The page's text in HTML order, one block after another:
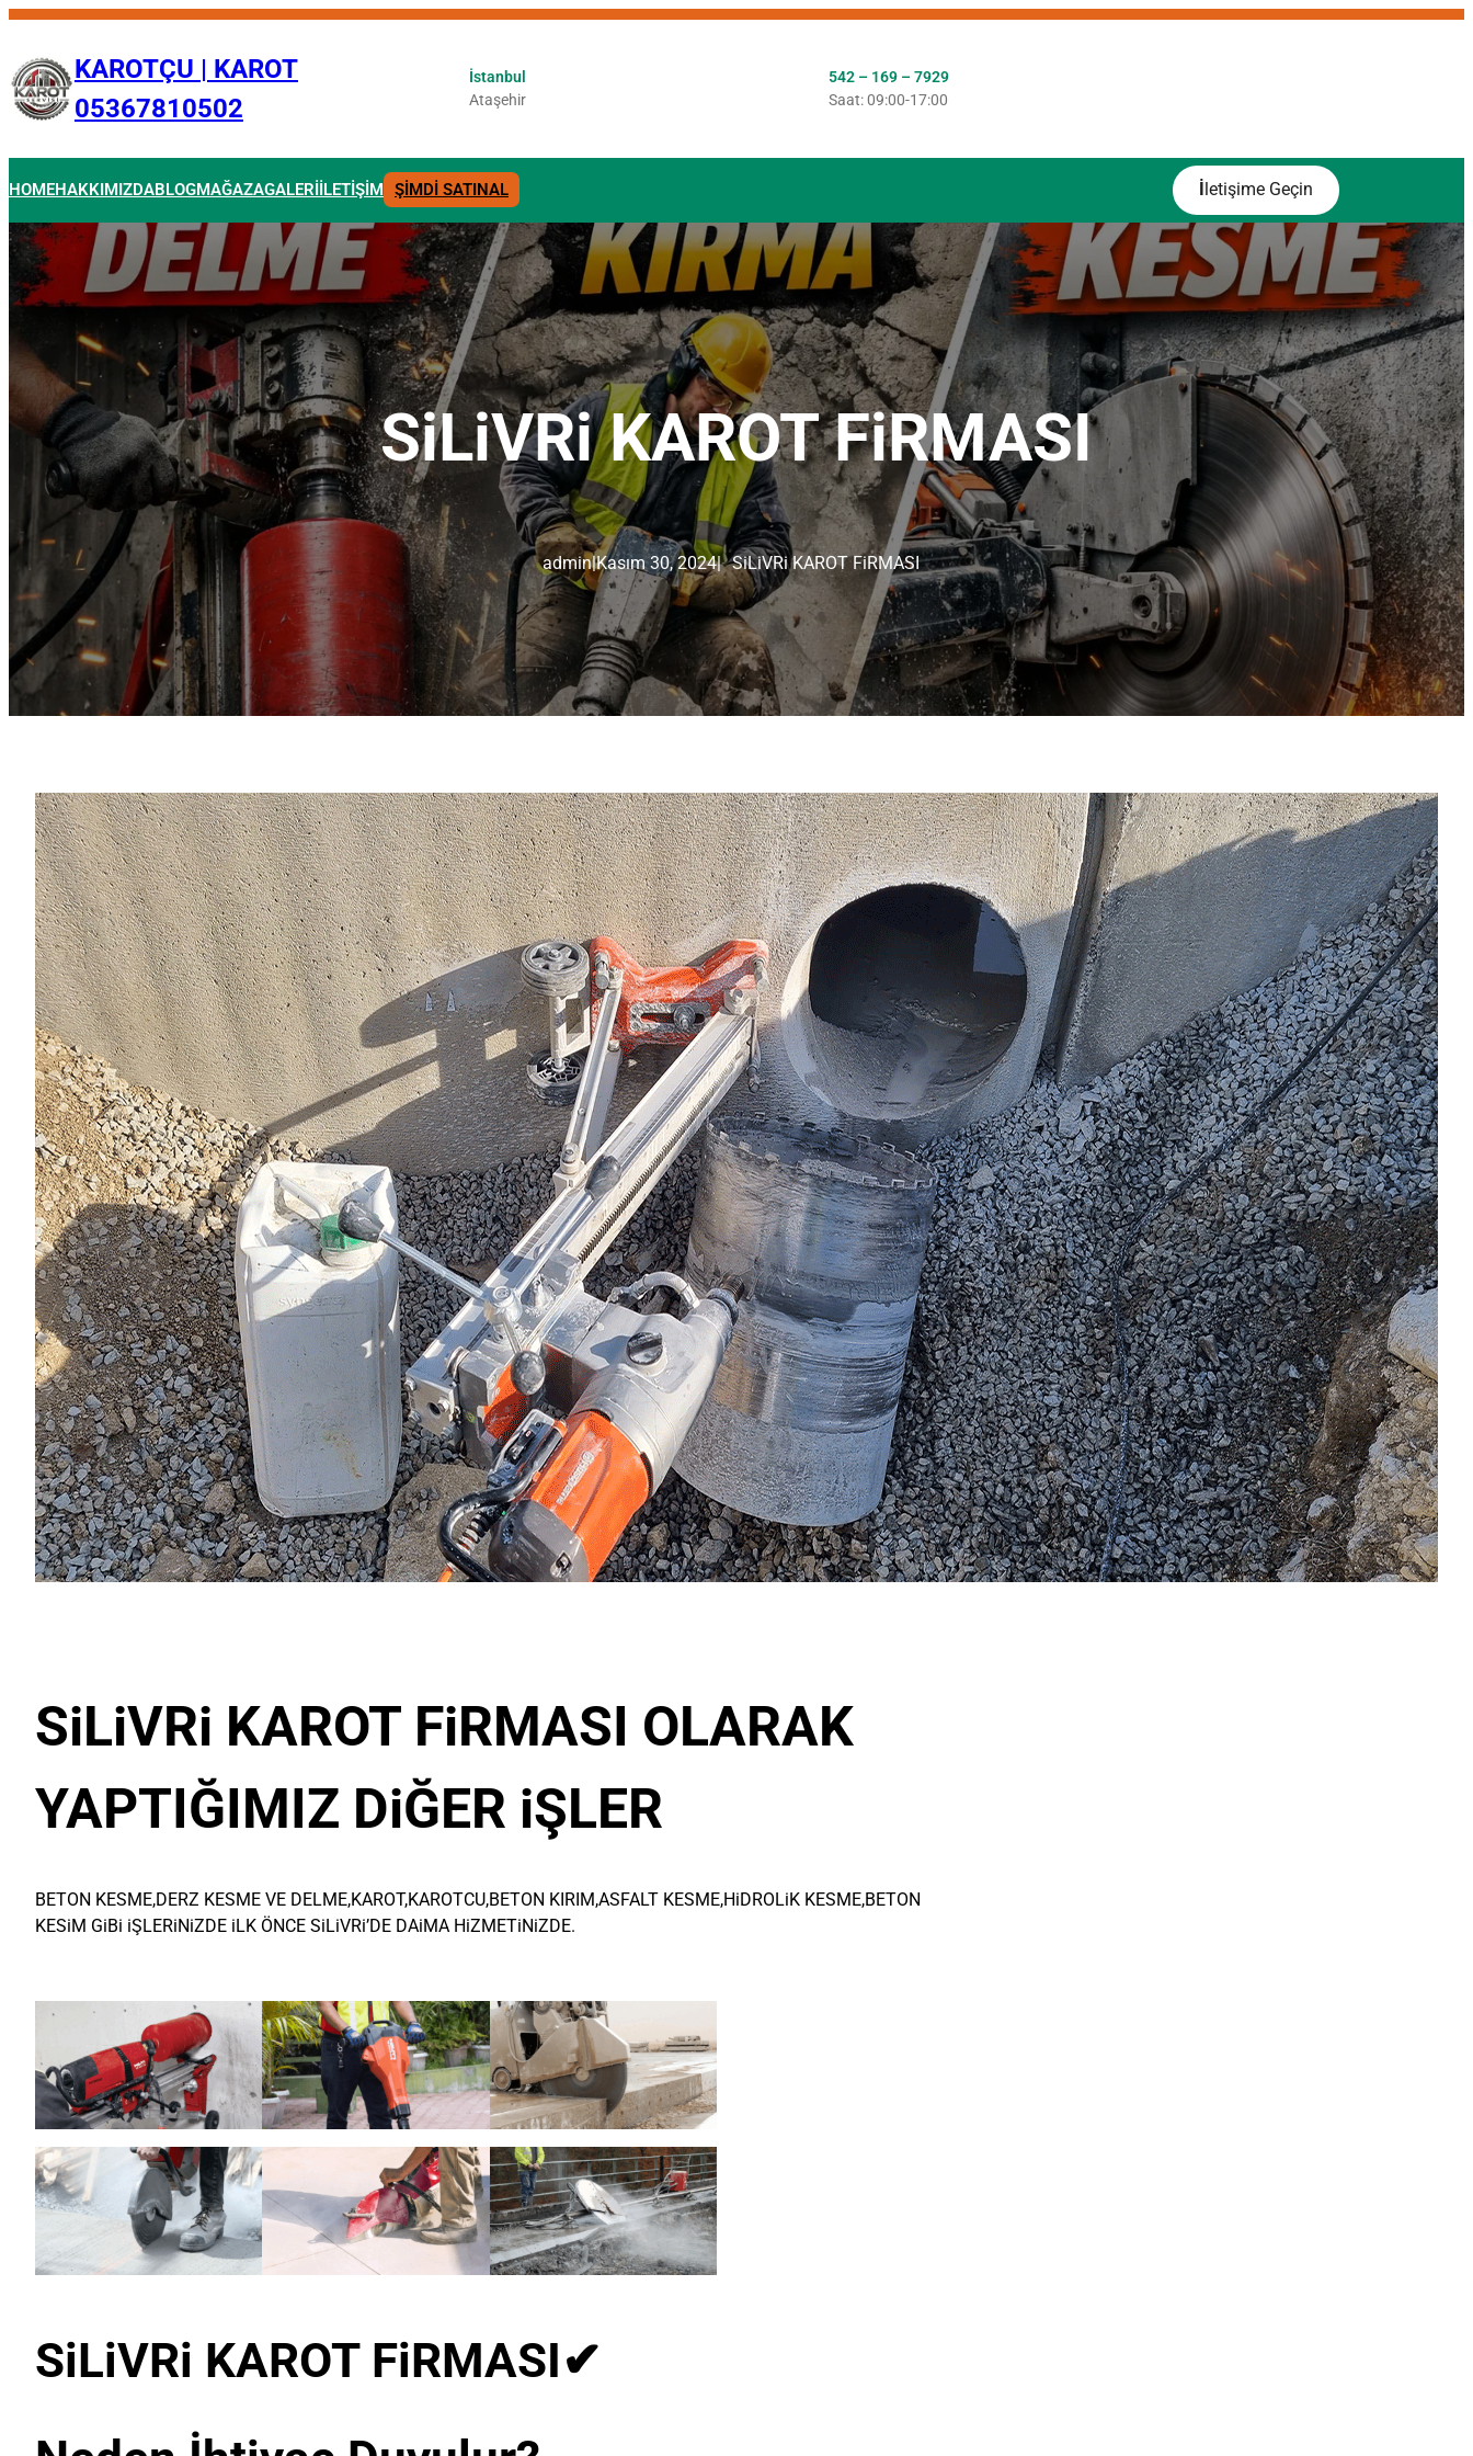
İçeriğe
KAROTÇU | KAROT
05367810502
İstanbul
Ataşehir
542 – 169 – 7929
Saat: 09:00-17:00
HOMEHAKKIMIZDABLOGMAĞAZAGALERİ İLETİŞİM ŞİMDİ SATINAL letişime Geçin
SiLiVRi KAROT FiRMASI
admin|Kasım 30, 2024| SiLiVRi KAROT FiRMASI
SiLiVRi KAROT FiRMASI OLARAK
YAPTIĞIMIZ DiĞER iŞLER
BETON KESME,DERZ KESME VE DELME,KAROT,KAROTCU,BETON KIRIM,ASFALT KESME,HiDROLiK KESME,BETON
KESiM GiBi iŞLERiNiZDE iLK ÖNCE SiLiVRi’DE DAiMA HiZMETiNiZDE.
SiLiVRi KAROT FiRMASI✔